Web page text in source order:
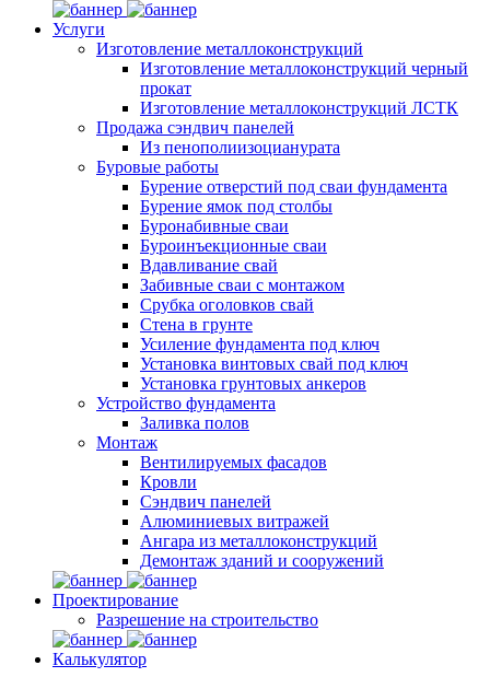
Услуги
Изготовление металлоконструкций
Изготовление металлоконструкций черный
прокат
Изготовление металлоконструкций ЛСТК
Продажа сэндвич панелей
Из пенополиизоцианурата
Буровые работы
Бурение отверстий под сваи фундамента
Бурение ямок под столбы
Буронабивные сваи
Буроинъекционные сваи
Вдавливание свай
Забивные сваи с монтажом
Срубка оголовков свай
Стена в грунте
Усиление фундамента под ключ
Установка винтовых свай под ключ
Установка грунтовых анкеров
Устройство фундамента
Заливка полов
Монтаж
Вентилируемых фасадов
Кровли
Сэндвич панелей
Алюминиевых витражей
Ангара из металлоконструкций
Демонтаж зданий и сооружений
Проектирование
Разрешение на строительство
Калькулятор